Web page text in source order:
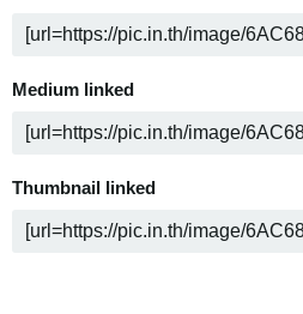
Medium linked
Thumbnail linked